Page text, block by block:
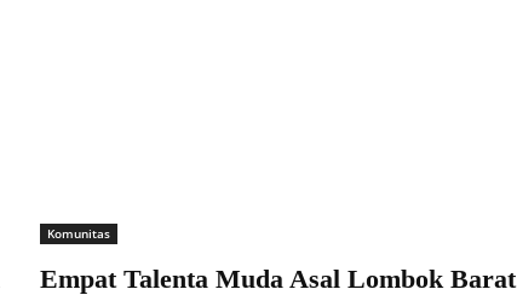
Komunitas
Empat Talenta Muda Asal Lombok Barat